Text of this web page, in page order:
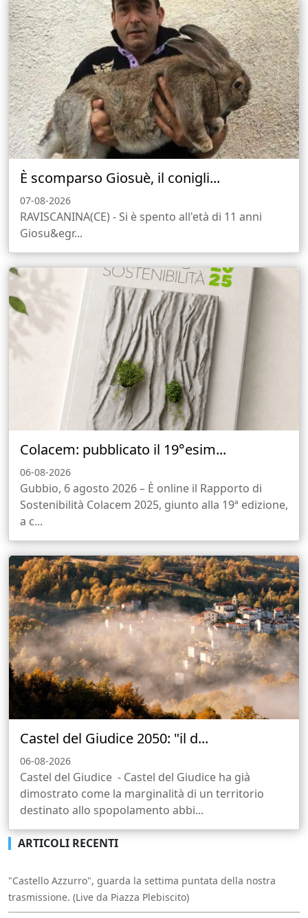
È scomparso Giosuè, il conigli...
07-08-2026
RAVISCANINA(CE) - Si è spento all'età di 11 anni
Giosu&egr...
Colacem: pubblicato il 19°esim...
06-08-2026
Gubbio, 6 agosto 2026 – È online il Rapporto di
Sostenibilità Colacem 2025, giunto alla 19ª edizione,
a c...
Castel del Giudice 2050: "il d...
06-08-2026
Castel del Giudice - Castel del Giudice ha già
dimostrato come la marginalità di un territorio
destinato allo spopolamento abbi...
ARTICOLI RECENTI
"Castello Azzurro", guarda la settima puntata della nostra
trasmissione. (Live da Piazza Plebiscito)